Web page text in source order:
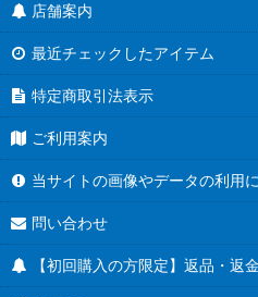
店舗案内
最近チェックしたアイテム
特定商取引法表示
ご利用案内
当サイトの画像やデータの利用
問い合わせ
【初回購入の方限定】返品・返